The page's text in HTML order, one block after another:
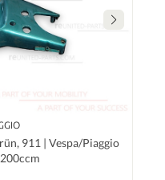
911 | Vespa/Piaggio